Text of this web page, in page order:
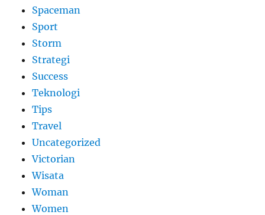
Spaceman
Sport
Storm
Strategi
Success
Teknologi
Tips
Travel
Uncategorized
Victorian
Wisata
Woman
Women